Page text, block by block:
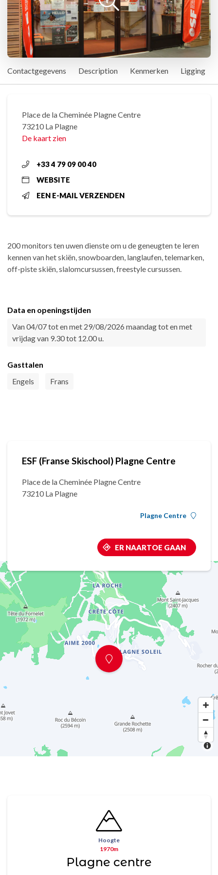
Contactgegevens Description Kenmerken Ligging
Place de la Cheminée Plagne Centre
73210 La Plagne
De kaart zien
+33 4 79 09 00 40
WEBSITE
EEN E-MAIL VERZENDEN
200 monitors ten uwen dienste om u de geneugten te leren
kennen van het skiën, snowboarden, langlaufen, telemarken,
off-piste skiën, slalomcursussen, freestyle cursussen.
Data en openingstijden
Van 04/07 tot en met 29/08/2026 maandag tot en met
vrijdag van 9.30 tot 12.00 u.
Gasttalen
Engels
Frans
ESF (Franse Skischool) Plagne Centre
Place de la Cheminée Plagne Centre
73210 La Plagne
Plagne Centre
ER NAARTOE GAAN
Hoogte
1970m
Plagne centre